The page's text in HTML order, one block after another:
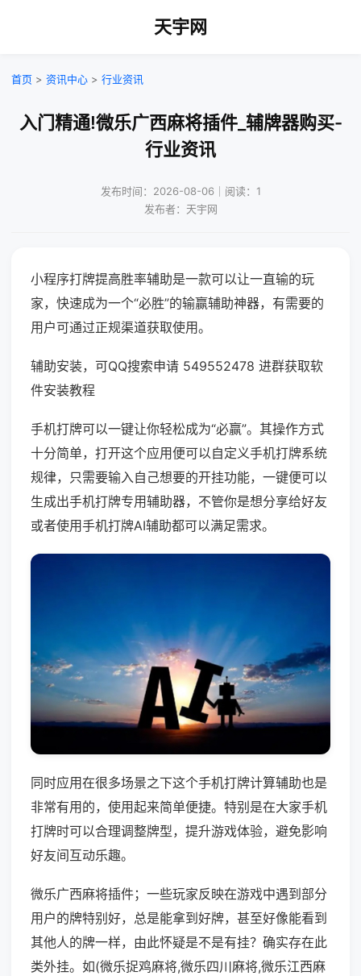
天宇网
首页 > 资讯中心 > 行业资讯
入门精通!微乐广西麻将插件_辅牌器购买-
行业资讯
发布时间：2026-08-06｜阅读：1
发布者：天宇网
小程序打牌提高胜率辅助是一款可以让一直输的玩
家，快速成为一个“必胜”的输赢辅助神器，有需要的
用户可通过正规渠道获取使用。
辅助安装，可QQ搜索申请 549552478 进群获取软
件安装教程
手机打牌可以一键让你轻松成为“必赢”。其操作方式
十分简单，打开这个应用便可以自定义手机打牌系统
规律，只需要输入自己想要的开挂功能，一键便可以
生成出手机打牌专用辅助器，不管你是想分享给好友
或者使用手机打牌AI辅助都可以满足需求。
同时应用在很多场景之下这个手机打牌计算辅助也是
非常有用的，使用起来简单便捷。特别是在大家手机
打牌时可以合理调整牌型，提升游戏体验，避免影响
好友间互动乐趣。
微乐广西麻将插件；一些玩家反映在游戏中遇到部分
用户的牌特别好，总是能拿到好牌，甚至好像能看到
其他人的牌一样，由此怀疑是不是有挂？确实存在此
类外挂。如(微乐捉鸡麻将,微乐四川麻将,微乐江西麻